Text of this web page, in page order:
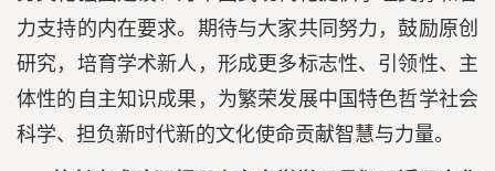
力支持的内在要求。期待与大家共同努力，鼓励原创
研究，培育学术新人，形成更多标志性、引领性、主
体性的自主知识成果，为繁荣发展中国特色哲学社会
科学、担负新时代新的文化使命贡献智慧与力量。